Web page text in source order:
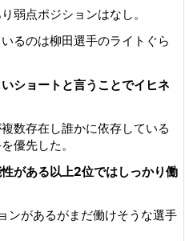
弱点ポジションはなし。
るのは柳田選手のライトぐら
ショートと言うことでイヒネ
数存在し誰かに依存している
優先した。
がある以上2位ではしっかり働
ンがあるがまだ働けそうな選手